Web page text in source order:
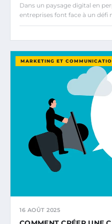
Dans un paysage digital en
entreprises font face à un défi
MARKETING ET
16 AOÛT 2025